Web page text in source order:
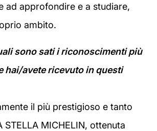
ad approfondire e a studiare,
ambito.
sono sati i riconoscimenti più
hai/avete ricevuto in questi
il più prestigioso e tanto
STELLA MICHELIN, ottenuta